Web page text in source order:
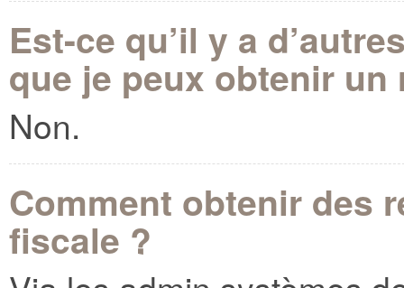
Est-ce qu’il y a
que je peux obtenir un
Non.
Comment obtenir des
fiscale ?